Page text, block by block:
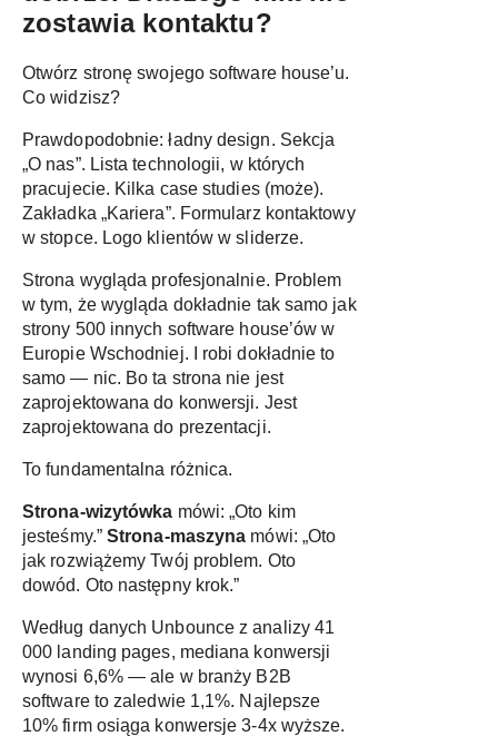
zostawia kontaktu?
Otwórz stronę swojego software house’u.
Co widzisz?
Prawdopodobnie: ładny design. Sekcja
„O nas”. Lista technologii, w których
pracujecie. Kilka case studies (może).
Zakładka „Kariera”. Formularz kontaktowy
w stopce. Logo klientów w sliderze.
Strona wygląda profesjonalnie. Problem
w tym, że wygląda dokładnie tak samo jak
strony 500 innych software house’ów w
Europie Wschodniej. I robi dokładnie to
samo — nic. Bo ta strona nie jest
zaprojektowana do konwersji. Jest
zaprojektowana do prezentacji.
To fundamentalna różnica.
Strona-wizytówka mówi: „Oto kim
jesteśmy.” Strona-maszyna mówi: „Oto
jak rozwiążemy Twój problem. Oto
dowód. Oto następny krok.”
Według danych Unbounce z analizy 41
000 landing pages, mediana konwersji
wynosi 6,6% — ale w branży B2B
software to zaledwie 1,1%. Najlepsze
10% firm osiąga konwersje 3-4x wyższe.